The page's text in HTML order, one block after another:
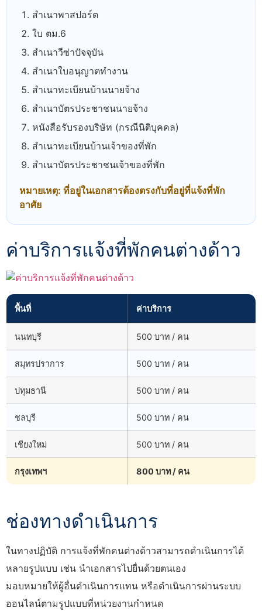
สำเนาพาสปอร์ต
ใบ ตม.6
สำเนาวีซ่าปัจจุบัน
สำเนาใบอนุญาตทำงาน
สำเนาทะเบียนบ้านนายจ้าง
สำเนาบัตรประชาชนนายจ้าง
หนังสือรับรองบริษัท (กรณีนิติบุคคล)
สำเนาทะเบียนบ้านเจ้าของที่พัก
สำเนาบัตรประชาชนเจ้าของที่พัก
หมายเหตุ: ที่อยู่ในเอกสารต้องตรงกับที่อยู่ที่แจ้งที่พัก
อาศัย
ค่าบริการแจ้งที่พักคนต่างด้าว
พื้นที่ ค่าบริการ
นนทบุรี 500 บาท / คน
สมุทรปราการ 500 บาท / คน
ปทุมธานี 500 บาท / คน
ชลบุรี 500 บาท / คน
เชียงใหม่ 500 บาท / คน
กรุงเทพฯ 800 บาท / คน
ช่องทางดำเนินการ
ในทางปฏิบัติ การแจ้งที่พักคนต่างด้าวสามารถดำเนินการได้
หลายรูปแบบ เช่น นำเอกสารไปยื่นด้วยตนเอง
มอบหมายให้ผู้อื่นดำเนินการแทน หรือดำเนินการผ่านระบบ
ออนไลน์ตามรูปแบบที่หน่วยงานกำหนด